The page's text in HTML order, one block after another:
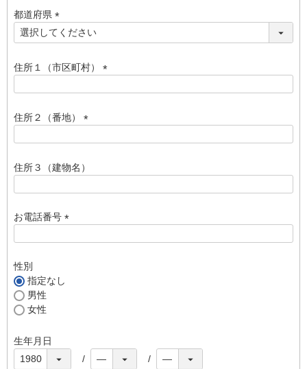
須
)
都道府県
(
必
須
)
住所１（市区町村）
)
住所２（番地）
須
)
住所３（建物名）
お電話番号
性別
指定なし
男性
女性
生年月日